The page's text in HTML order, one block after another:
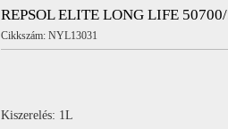
REPSOL ELITE LONG LIFE
Cikkszám: NYL13031
Kiszerelés: 1L